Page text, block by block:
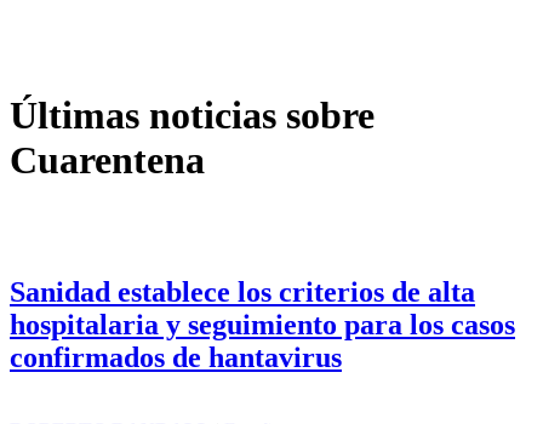
Últimas noticias sobre
Cuarentena
Sanidad establece los criterios de alta
hospitalaria y seguimiento para los casos
confirmados de hantavirus